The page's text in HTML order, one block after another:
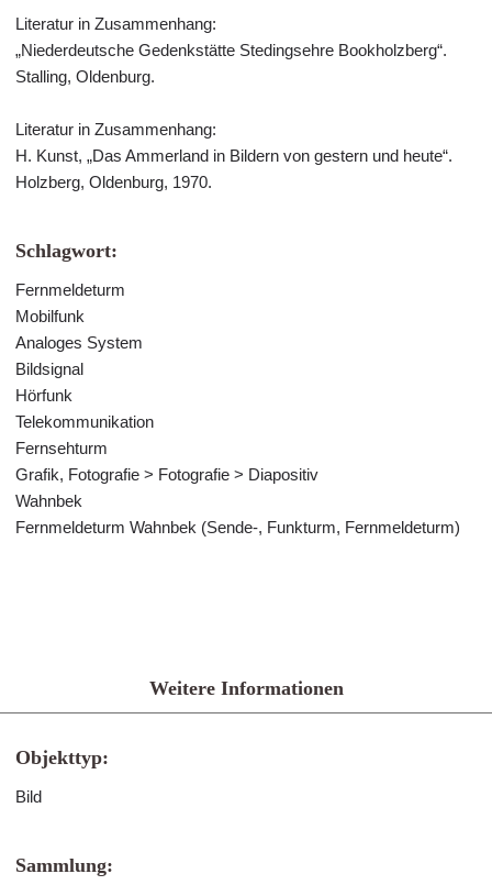
Literatur in Zusammenhang:
„Niederdeutsche Gedenkstätte Stedingsehre Bookholzberg“.
Stalling, Oldenburg.
Literatur in Zusammenhang:
H. Kunst, „Das Ammerland in Bildern von gestern und heute“.
Holzberg, Oldenburg, 1970.
Schlagwort:
Fernmeldeturm
Mobilfunk
Analoges System
Bildsignal
Hörfunk
Telekommunikation
Fernsehturm
Grafik, Fotografie > Fotografie > Diapositiv
Wahnbek
Fernmeldeturm Wahnbek (Sende-, Funkturm, Fernmeldeturm)
Weitere Informationen
Objekttyp:
Bild
Sammlung: